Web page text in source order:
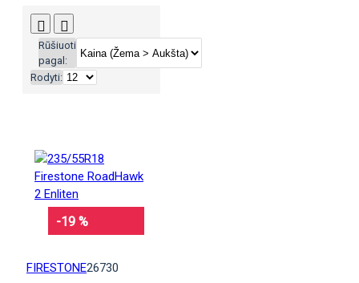
Rūšiuoti
pagal:
Rodyti:
-19 %
FIRESTONE26730